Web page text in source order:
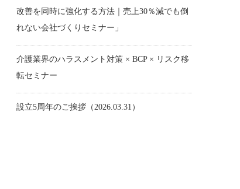
改善を同時に強化する方法｜売上30％減でも倒
れない会社づくりセミナー」
介護業界のハラスメント対策 × BCP × リスク移
転セミナー
設立5周年のご挨拶（2026.03.31）